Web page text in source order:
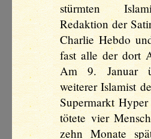
stürmten
Redaktion der
Charlie Hebdo
fast alle der dort
Am 9. Januar
weiterer Islamist
Supermarkt
tötete vier
zehn Monate